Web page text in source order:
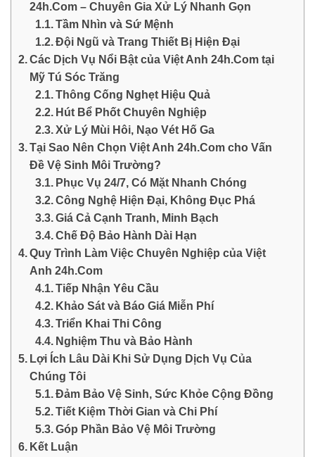
24h.Com – Chuyên Gia Xử Lý Nhanh Gọn
Tầm Nhìn và Sứ Mệnh
Đội Ngũ và Trang Thiết Bị Hiện Đại
Các Dịch Vụ Nổi Bật của Việt Anh 24h.Com tại
Mỹ Tú Sóc Trăng
Thông Cống Nghẹt Hiệu Quả
Hút Bể Phốt Chuyên Nghiệp
Xử Lý Mùi Hôi, Nạo Vét Hố Ga
Tại Sao Nên Chọn Việt Anh 24h.Com cho Vấn
Đề Vệ Sinh Môi Trường?
Phục Vụ 24/7, Có Mặt Nhanh Chóng
Công Nghệ Hiện Đại, Không Đục Phá
Giá Cả Cạnh Tranh, Minh Bạch
Chế Độ Bảo Hành Dài Hạn
Quy Trình Làm Việc Chuyên Nghiệp của Việt
Anh 24h.Com
Tiếp Nhận Yêu Cầu
Khảo Sát và Báo Giá Miễn Phí
Triển Khai Thi Công
Nghiệm Thu và Bảo Hành
Lợi Ích Lâu Dài Khi Sử Dụng Dịch Vụ Của
Chúng Tôi
Đảm Bảo Vệ Sinh, Sức Khỏe Cộng Đồng
Tiết Kiệm Thời Gian và Chi Phí
Góp Phần Bảo Vệ Môi Trường
Kết Luận